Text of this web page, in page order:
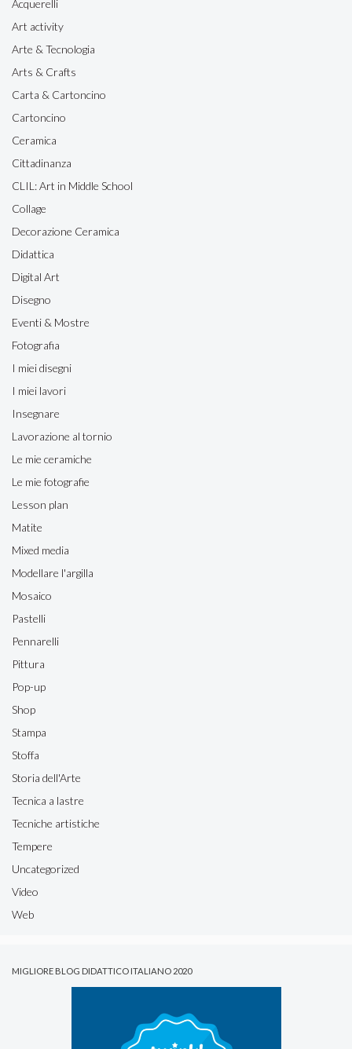
Acquerelli
Art activity
Arte & Tecnologia
Arts & Crafts
Carta & Cartoncino
Cartoncino
Ceramica
Cittadinanza
CLIL: Art in Middle School
Collage
Decorazione Ceramica
Didattica
Digital Art
Disegno
Eventi & Mostre
Fotografia
I miei disegni
I miei lavori
Insegnare
Lavorazione al tornio
Le mie ceramiche
Le mie fotografie
Lesson plan
Matite
Mixed media
Modellare l'argilla
Mosaico
Pastelli
Pennarelli
Pittura
Pop-up
Shop
Stampa
Stoffa
Storia dell'Arte
Tecnica a lastre
Tecniche artistiche
Tempere
Uncategorized
Video
Web
MIGLIORE BLOG DIDATTICO ITALIANO 2020